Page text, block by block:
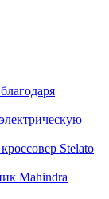
Stelato
Mahindra